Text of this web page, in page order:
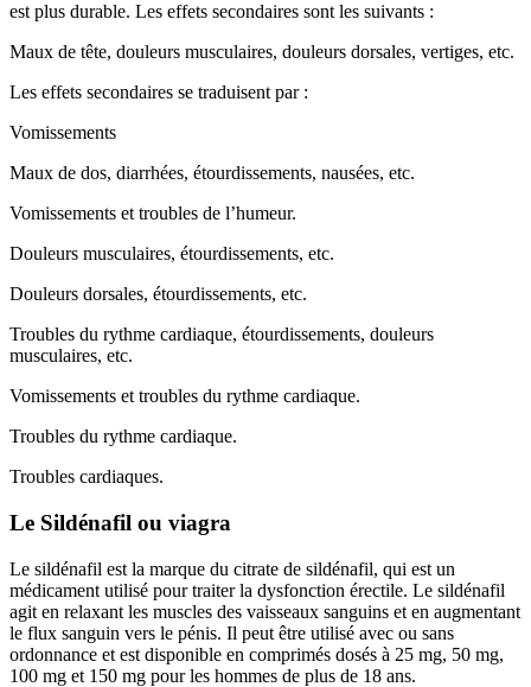
est plus durable. Les effets secondaires sont les suivants :
Maux de tête, douleurs musculaires, douleurs dorsales, vertiges, etc.
Les effets secondaires se traduisent par :
Vomissements
Maux de dos, diarrhées, étourdissements, nausées, etc.
Vomissements et troubles de l’humeur.
Douleurs musculaires, étourdissements, etc.
Douleurs dorsales, étourdissements, etc.
Troubles du rythme cardiaque, étourdissements, douleurs
musculaires, etc.
Vomissements et troubles du rythme cardiaque.
Troubles du rythme cardiaque.
Troubles cardiaques.
Le Sildénafil ou viagra
Le sildénafil est la marque du citrate de sildénafil, qui est un
médicament utilisé pour traiter la dysfonction érectile. Le sildénafil
agit en relaxant les muscles des vaisseaux sanguins et en augmentant
le flux sanguin vers le pénis. Il peut être utilisé avec ou sans
ordonnance et est disponible en comprimés dosés à 25 mg, 50 mg,
100 mg et 150 mg pour les hommes de plus de 18 ans.